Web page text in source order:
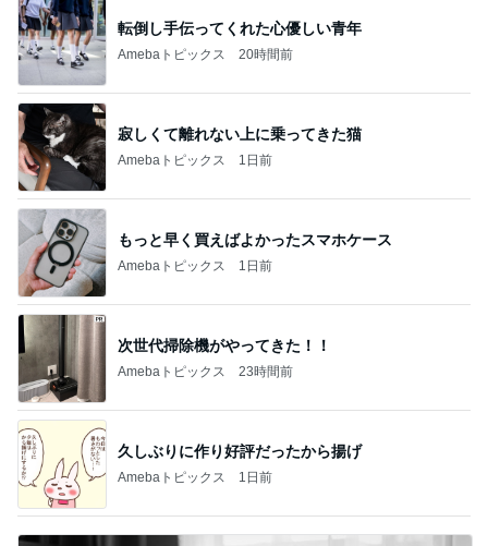
転倒し手伝ってくれた心優しい青年
Amebaトピックス 20時間前
寂しくて離れない上に乗ってきた猫
Amebaトピックス 1日前
もっと早く買えばよかったスマホケース
Amebaトピックス 1日前
次世代掃除機がやってきた！！
Amebaトピックス 23時間前
久しぶりに作り好評だったから揚げ
Amebaトピックス 1日前